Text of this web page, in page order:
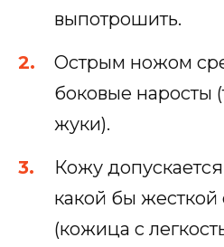
выпотрошить.
Острым ножом
боковые наросты
жуки).
Кожу
какой бы
(кожица с